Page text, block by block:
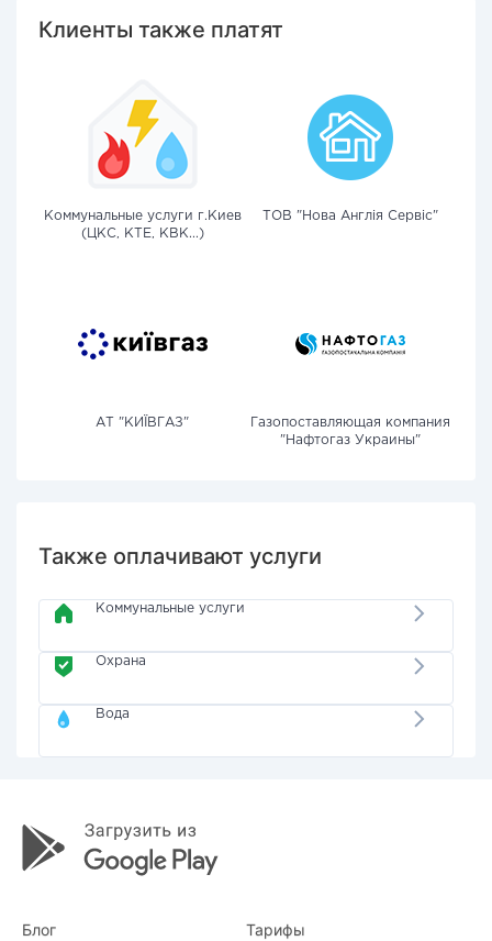
Клиенты также платят
Коммунальные услуги г.Киев
(ЦКС, КТЕ, КВК...)
ТОВ "Нова Англія Сервіс"
АТ "КИЇВГАЗ"
Газопоставляющая компания
"Нафтогаз Украины"
Также оплачивают услуги
Коммунальные услуги
Охрана
Вода
Блог Тарифы